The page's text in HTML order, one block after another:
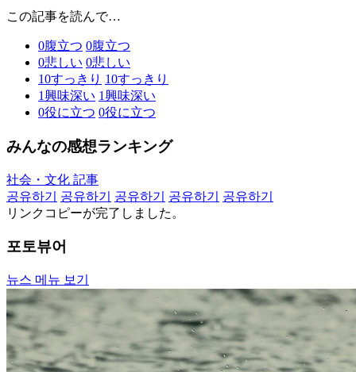
この記事を読んで…
0腹立つ 0腹立つ
0悲しい 0悲しい
10すっきり 10すっきり
1興味深い 1興味深い
0役に立つ 0役に立つ
みんなの感想ランキング
社会・文化 記事
공유하기
공유하기 공유하기 공유하기
공유하기
リンクコピーが完了しました。
포토뷰어
뉴스 메뉴 보기